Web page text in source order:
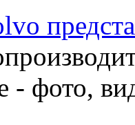
- фото,